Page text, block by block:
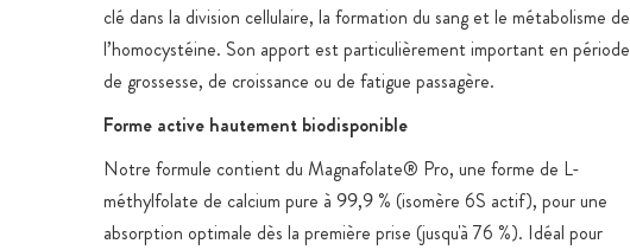
clé dans la division cellulaire, la formation du sang et le métabolisme de
l’homocystéine. Son apport est particulièrement important en période
de grossesse, de croissance ou de fatigue passagère.
Forme active hautement biodisponible
Notre formule contient du Magnafolate® Pro, une forme de L-
méthylfolate de calcium pure à 99,9 % (isomère 6S actif), pour une
absorption optimale dès la première prise (jusqu'à 76 %). Idéal pour